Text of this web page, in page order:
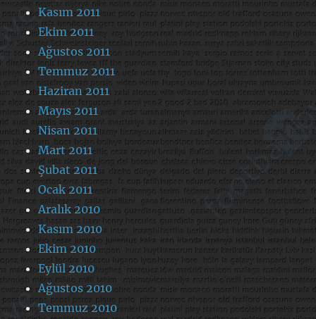
Kasım 2011
Ekim 2011
Ağustos 2011
Temmuz 2011
Haziran 2011
Mayıs 2011
Nisan 2011
Mart 2011
Şubat 2011
Ocak 2011
Aralık 2010
Kasım 2010
Ekim 2010
Eylül 2010
Ağustos 2010
Temmuz 2010